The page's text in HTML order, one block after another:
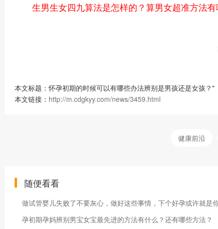
生男生女四九算法是怎样的？算男女超准方法
本文标题：怀孕初期的时候可以有哪些办法辨别是男孩还是女孩？"
本文链接： http://m.cdgkyy.com/news/3459.html
健康前沿
随便看看
做试管婴儿失败了不要灰心，做好这些事情，下个好孕或许就是
孕初期孕妈辨别男宝女宝最先进的方法有什么？还有哪些方法？